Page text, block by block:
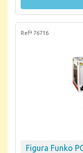
Refª 76716
Figura Funko